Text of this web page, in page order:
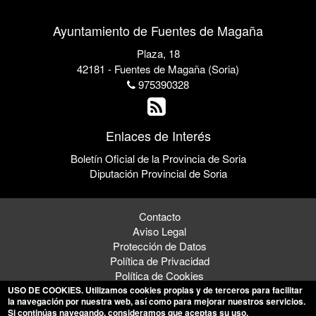
Ayuntamiento de Fuentes de Magaña
Plaza, 18
42181 - Fuentes de Magaña (Soria)
975390328
Enlaces de Interés
Boletín Oficial de la Provincia de Soria
Diputación Provincial de Soria
Contacto
Aviso Legal
Protección de Datos
Política de Privacidad
Política de Cookies
USO DE COOKIES. Utilizamos cookies propias y de terceros para facilitar
la navegación por nuestra web, así como para mejorar nuestros servicios.
Si continúas navegando, consideramos que aceptas su uso.